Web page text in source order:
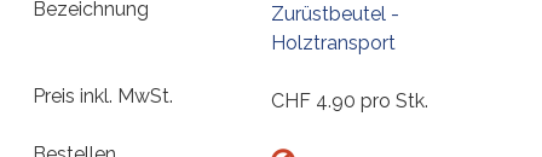
Zurüstbeutel -
Holztransport
CHF 4.90 pro Stk.